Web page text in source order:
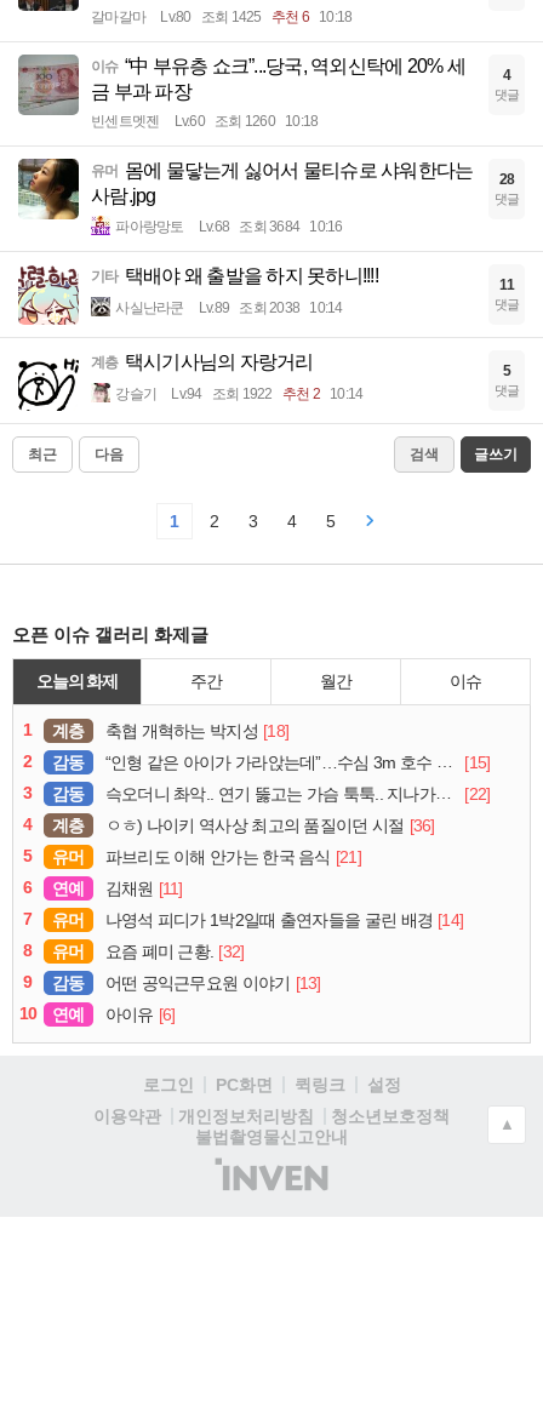
갈마갈마 Lv.80 조회 1425 추천 6 10:18
이슈 “中 부유층 쇼크”...당국, 역외신탁에 20% 세
금 부과 파장
빈센트멧젠 Lv.60 조회 1260 10:18
4
댓글
유머 몸에 물닿는게 싫어서 물티슈로 샤워한다는
사람.jpg
파아랑망토 Lv.68 조회 3684 10:16
28
댓글
기타 택배야 왜 출발을 하지 못하니!!!!
사실난라쿤 Lv.89 조회 2038 10:14
11
댓글
계층 택시기사님의 자랑거리
강슬기 Lv.94 조회 1922 추천 2 10:14
5
댓글
최근 다음 검색 글쓰기
1 2 3 4 5
오픈 이슈 갤러리 화제글
오늘의 화제 주간 월간 이슈
1 계층 축협 개혁하는 박지성 [18]
2
감동 “인형 같은 아이가 가라앉는데”…수심 3m 호수 뛰어든 60대 의인
[15]
3
감동 슥오더니 촤악.. 연기 뚫고는 가슴 툭툭.. 지나가던 아재의 정체
[22]
4
계층 ㅇㅎ) 나이키 역사상 최고의 품질이던 시절 [36]
5
유머 파브리도 이해 안가는 한국 음식 [21]
6
연예 김채원 [11]
7
유머 나영석 피디가 1박2일때 출연자들을 굴린 배경 [14]
8
유머 요즘 폐미 근황. [32]
9
감동 어떤 공익근무요원 이야기
[13]
10
연예 아이유 [6]
로그인 PC화면 퀵링크
설정
이용약관
개인정보처리방침
청소년보호정책
불법촬영물신고안내
(주)
인
▲